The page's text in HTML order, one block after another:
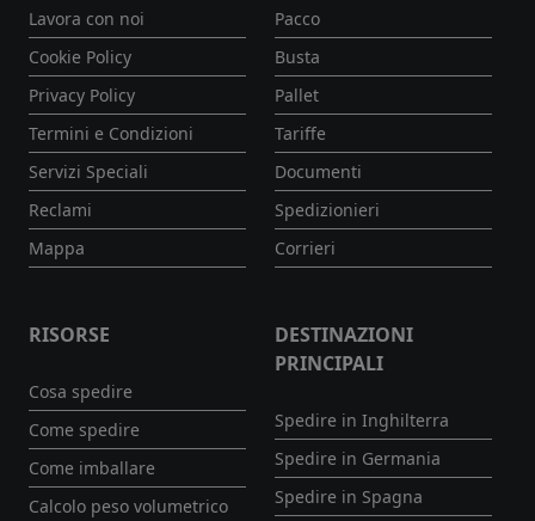
Lavora con noi
Cookie Policy
Privacy Policy
Termini e Condizioni
Servizi Speciali
Reclami
Mappa
Pacco
Busta
Pallet
Tariffe
Documenti
Spedizionieri
Corrieri
RISORSE
Cosa spedire
Come spedire
Come imballare
Calcolo peso volumetrico
DESTINAZIONI
PRINCIPALI
Spedire in Inghilterra
Spedire in Germania
Spedire in Spagna